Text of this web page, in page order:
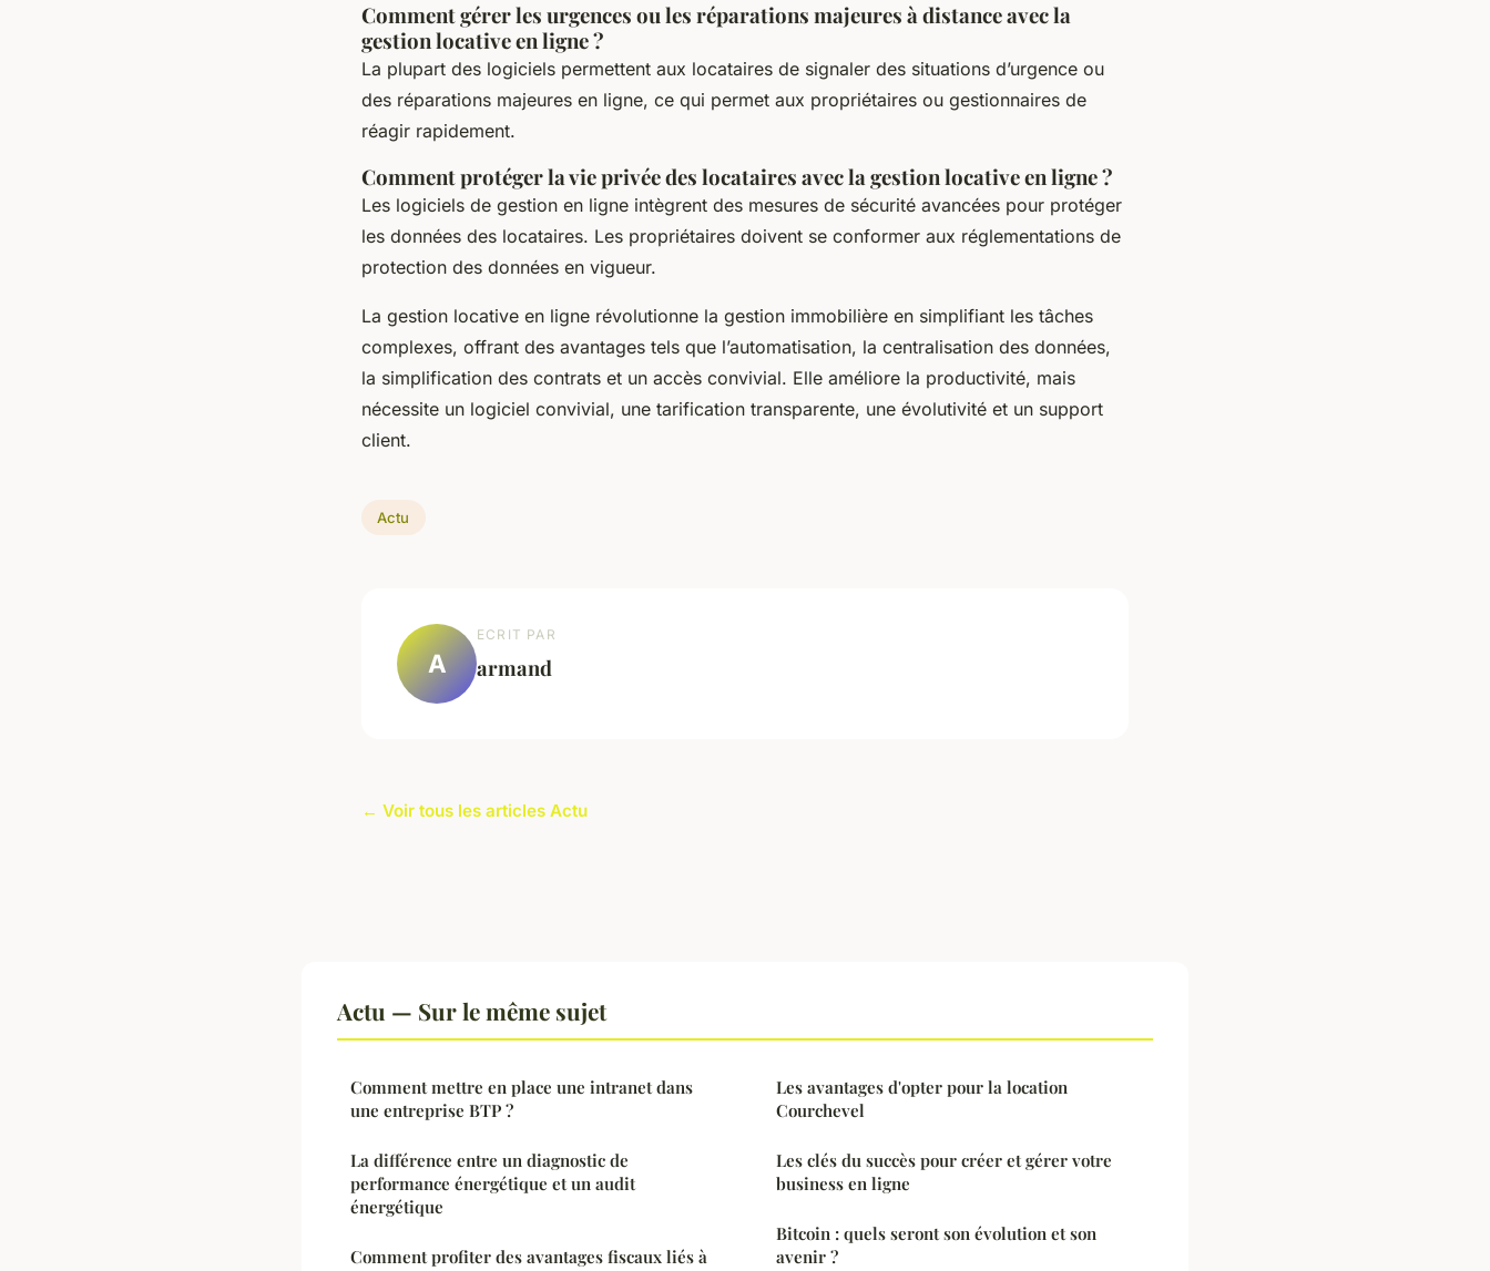
Comment gérer les urgences ou les réparations majeures à distance avec la
gestion locative en ligne ?
La plupart des logiciels permettent aux locataires de signaler des situations d’urgence ou
des réparations majeures en ligne, ce qui permet aux propriétaires ou gestionnaires de
réagir rapidement.
Comment protéger la vie privée des locataires avec la gestion locative en ligne ?
Les logiciels de gestion en ligne intègrent des mesures de sécurité avancées pour protéger
les données des locataires. Les propriétaires doivent se conformer aux réglementations de
protection des données en vigueur.
La gestion locative en ligne révolutionne la gestion immobilière en simplifiant les tâches
complexes, offrant des avantages tels que l’automatisation, la centralisation des données,
la simplification des contrats et un accès convivial. Elle améliore la productivité, mais
nécessite un logiciel convivial, une tarification transparente, une évolutivité et un support
client.
Actu
A
ECRIT PAR
armand
← Voir tous les articles Actu
Actu — Sur le même sujet
Comment mettre en place une intranet dans
une entreprise BTP ?
La différence entre un diagnostic de
performance énergétique et un audit
énergétique
Comment profiter des avantages fiscaux liés à
Les avantages d'opter pour la location
Courchevel
Les clés du succès pour créer et gérer votre
business en ligne
Bitcoin : quels seront son évolution et son
avenir ?